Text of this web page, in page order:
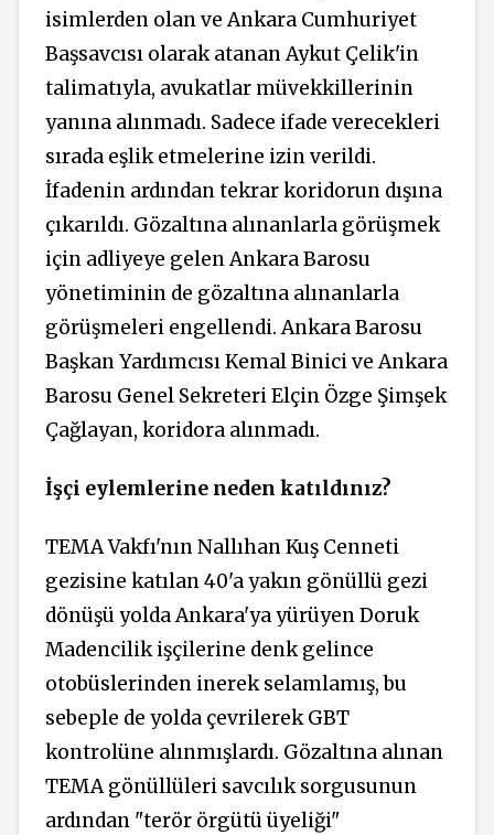
isimlerden olan ve Ankara Cumhuriyet
Başsavcısı olarak atanan Aykut Çelik'in
talimatıyla, avukatlar müvekkillerinin
yanına alınmadı. Sadece ifade verecekleri
sırada eşlik etmelerine izin verildi.
İfadenin ardından tekrar koridorun dışına
çıkarıldı. Gözaltına alınanlarla görüşmek
için adliyeye gelen Ankara Barosu
yönetiminin de gözaltına alınanlarla
görüşmeleri engellendi. Ankara Barosu
Başkan Yardımcısı Kemal Binici ve Ankara
Barosu Genel Sekreteri Elçin Özge Şimşek
Çağlayan, koridora alınmadı.
İşçi eylemlerine neden katıldınız?
TEMA Vakfı'nın Nallıhan Kuş Cenneti
gezisine katılan 40'a yakın gönüllü gezi
dönüşü yolda Ankara'ya yürüyen Doruk
Madencilik işçilerine denk gelince
otobüslerinden inerek selamlamış, bu
sebeple de yolda çevrilerek GBT
kontrolüne alınmışlardı. Gözaltına alınan
TEMA gönüllüleri savcılık sorgusunun
ardından "terör örgütü üyeliği"